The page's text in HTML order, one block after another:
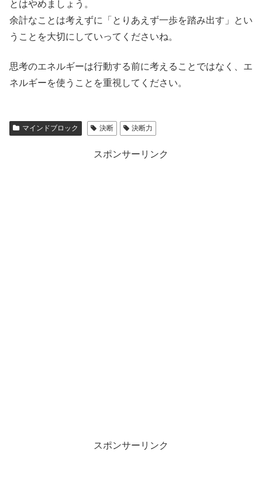
とはやめましょう。
余計なことは考えずに「とりあえず一歩を踏み出す」とい
うことを大切にしていってくださいね。
思考のエネルギーは行動する前に考えることではなく、エ
ネルギーを使うことを重視してください。
マインドブロック 決断 決断力
スポンサーリンク
スポンサーリンク